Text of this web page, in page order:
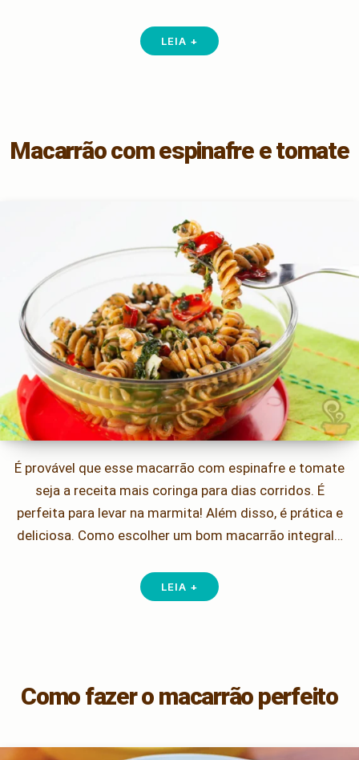
LEIA +
Macarrão com espinafre e tomate
É provável que esse macarrão com espinafre e tomate
seja a receita mais coringa para dias corridos. É
perfeita para levar na marmita! Além disso, é prática e
deliciosa. Como escolher um bom macarrão integral…
LEIA +
Como fazer o macarrão perfeito